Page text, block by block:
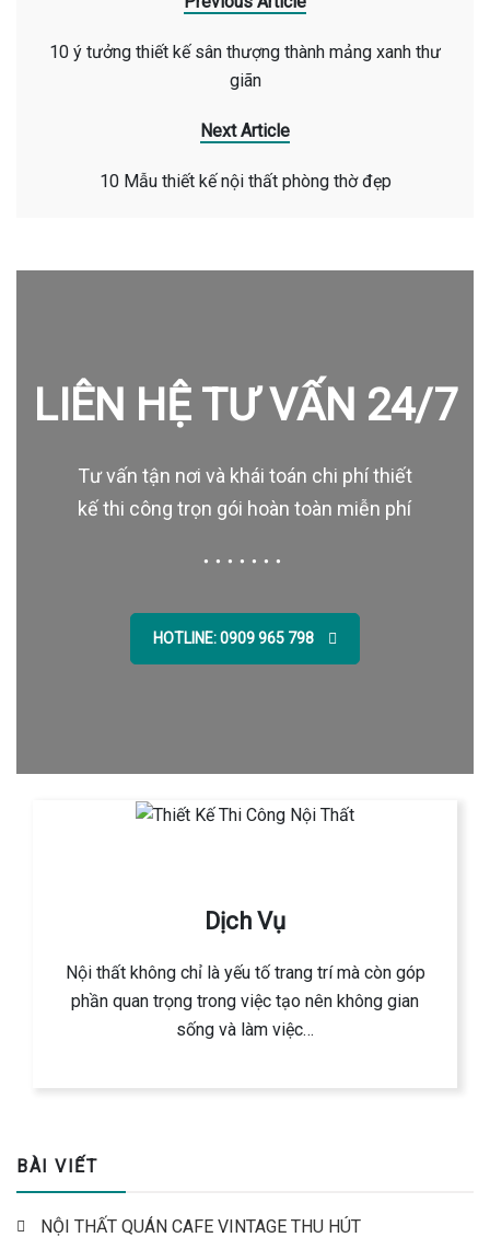
10 ý tưởng thiết kế sân thượng thành mảng xanh thư
giãn
Next Article
10 Mẫu thiết kế nội thất phòng thờ đẹp
LIÊN HỆ TƯ VẤN 24/7
Tư vấn tận nơi và khái toán chi phí thiết
kế thi công trọn gói hoàn toàn miễn phí
HOTLINE: 0909 965 798
Dịch Vụ
Nội thất không chỉ là yếu tố trang trí mà còn góp
phần quan trọng trong việc tạo nên không gian
sống và làm việc…
BÀI VIẾT
NỘI THẤT QUÁN CAFE VINTAGE THU HÚT